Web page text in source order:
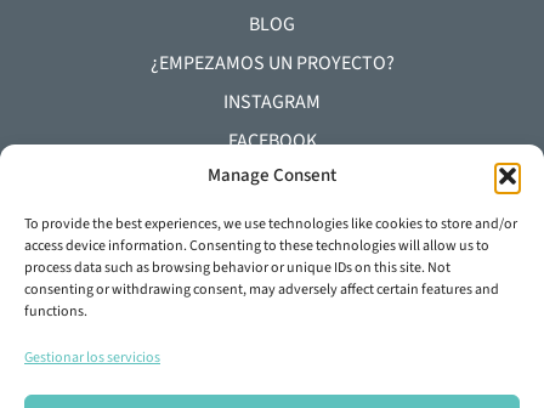
Manage Consent
To provide the best experiences, we use technologies like cookies to store and/or
access device information. Consenting to these technologies will allow us to
process data such as browsing behavior or unique IDs on this site. Not
consenting or withdrawing consent, may adversely affect certain features and
functions.
Gestionar los servicios
BLOG
¿EMPEZAMOS UN PROYECTO?
INSTAGRAM
FACEBOOK
YOUTUBE
LINKEDIN
+34 93 645 29 92